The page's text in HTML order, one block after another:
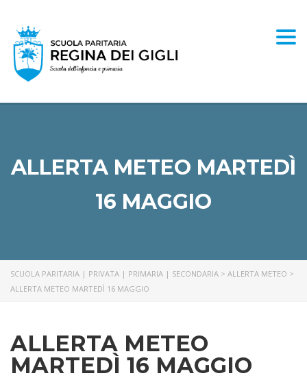
ALLERTA METEO MARTEDÌ
16 MAGGIO
SCUOLA PARITARIA | PRIVATA | PRIMARIA | SECONDARIA > ALLERTA METEO >
ALLERTA METEO MARTEDÌ 16 MAGGIO
ALLERTA METEO
MARTEDÌ 16 MAGGIO